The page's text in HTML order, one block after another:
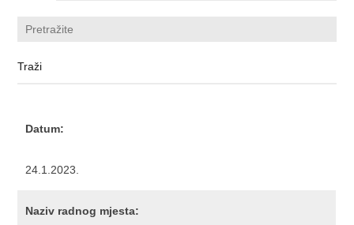
Datum:
24.1.2023.
Naziv radnog mjesta: